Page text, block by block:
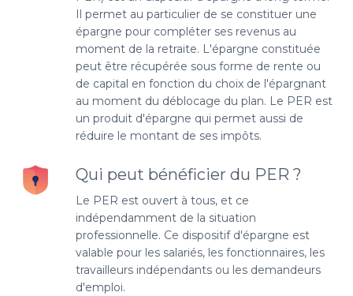
Il permet au particulier de se constituer une
épargne pour compléter ses revenus au
moment de la retraite. L'épargne constituée
peut être récupérée sous forme de rente ou
de capital en fonction du choix de l'épargnant
au moment du déblocage du plan. Le PER est
un produit d'épargne qui permet aussi de
réduire le montant de ses impôts.
Qui peut bénéficier du PER ?
Le PER est ouvert à tous, et ce
indépendamment de la situation
professionnelle. Ce dispositif d'épargne est
valable pour les salariés, les fonctionnaires, les
travailleurs indépendants ou les demandeurs
d'emploi.